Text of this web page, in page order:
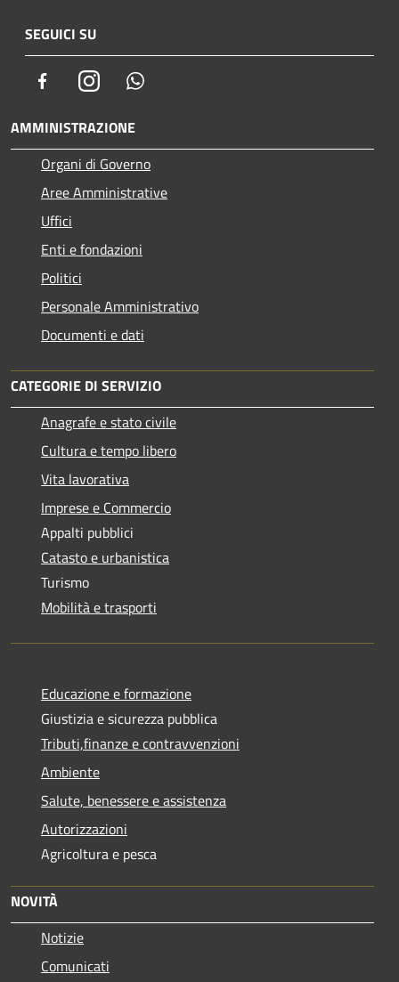
SEGUICI SU
FacebookInstagram
AMMINISTRAZIONE
Organi di Governo
Aree Amministrative
Uffici
Enti e fondazioni
Politici
Personale Amministrativo
Documenti e dati
CATEGORIE DI SERVIZIO
Anagrafe e stato civile
Cultura e tempo libero
Vita lavorativa
Imprese e Commercio
Appalti pubblici
Catasto e urbanistica
Turismo
Mobilità e trasporti
Educazione e formazione
Giustizia e sicurezza pubblica
Tributi,finanze e contravvenzioni
Ambiente
Salute, benessere e assistenza
Autorizzazioni
Agricoltura e pesca
NOVITÀ
Notizie
Comunicati